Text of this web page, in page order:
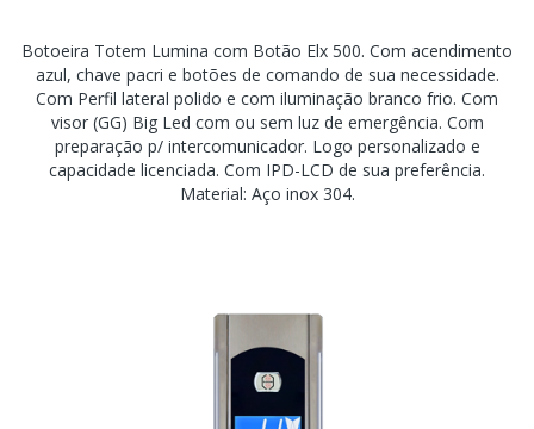
Botoeira Totem Lumina com Botão Elx 500. Com acendimento
azul, chave pacri e botões de comando de sua necessidade.
Com Perfil lateral polido e com iluminação branco frio. Com
visor (GG) Big Led com ou sem luz de emergência. Com
preparação p/ intercomunicador. Logo personalizado e
capacidade licenciada. Com IPD-LCD de sua preferência.
Material: Aço inox 304.